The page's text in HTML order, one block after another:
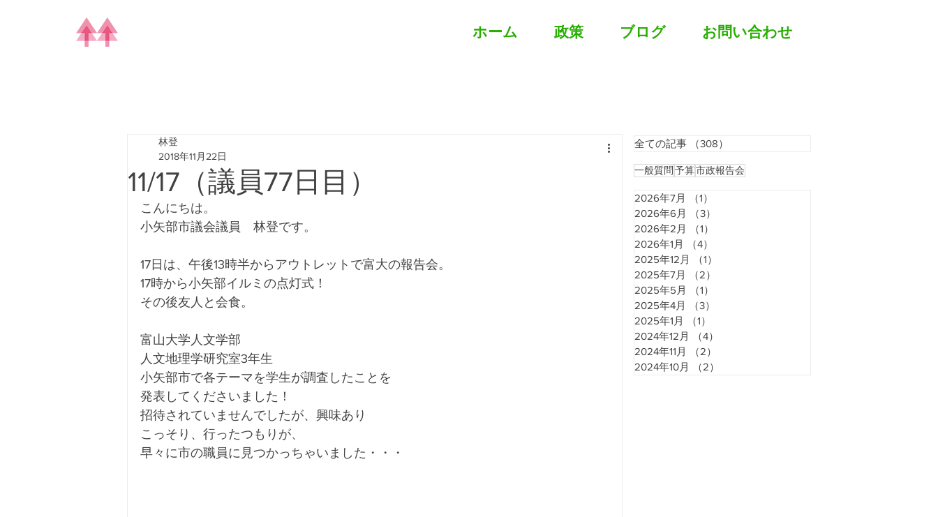
ホーム 政策 ブログ お問い合わせ
11/17（議員77日目）
林登
2018年11月22日
こんにちは。
小矢部市議会議員　林登です。
17日は、午後13時半からアウトレットで富大の報告会。
17時から小矢部イルミの点灯式！
その後友人と会食。
富山大学人文学部
人文地理学研究室3年生
小矢部市で各テーマを学生が調査したことを
発表してくださいました！
招待されていませんでしたが、興味あり
こっそり、行ったつもりが、
早々に市の職員に見つかっちゃいました・・・
全ての記事 （308）
一般質問 予算市政報告会
2026年7月 （1）
2026年6月
（3）
2026年2月
（1）
2026年1月
（4）
2025年12月
（1）
2025年7月
（2）
2025年5月
（1）
2025年4月
（3）
2025年1月
（1）
2024年12月
（4）
2024年11月
（2）
2024年10月
（2）